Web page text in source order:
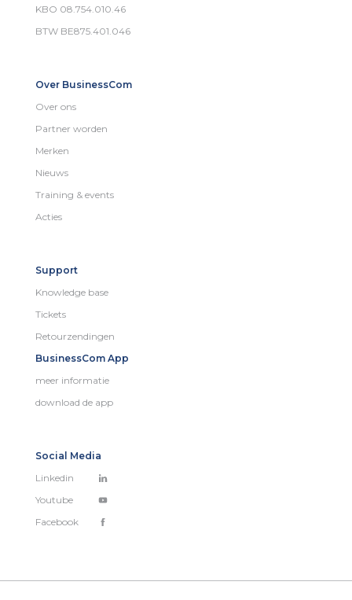
KBO 08.754.010.46
BTW BE875.401.046
Over BusinessCom
Over ons
Partner worden
Merken
Nieuws
Training & events
Acties
Support
Knowledge base
Tickets
Retourzendingen
BusinessCom App
meer informatie
download de app
Social Media
Linkedin
Youtube
Facebook